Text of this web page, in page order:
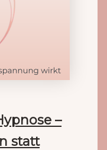
–
statt